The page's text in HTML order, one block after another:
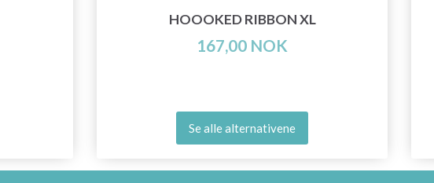
HOOOKED RIBBON XL
167,00 NOK
Se alle alternativene